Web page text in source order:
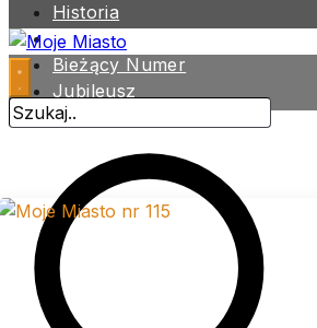
Historia
Zdrowie
Bieżący Numer
Jubileusz
Archiwum